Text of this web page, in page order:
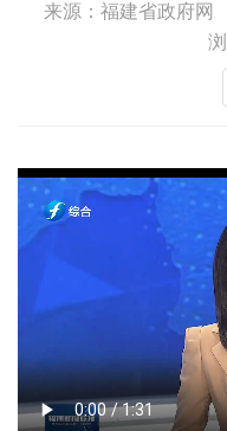
来源：福建省政府网